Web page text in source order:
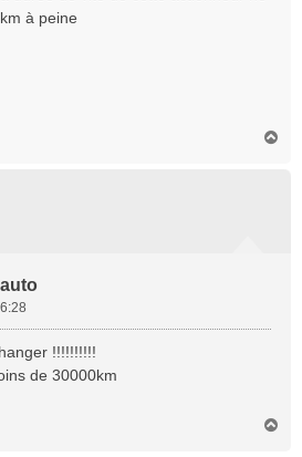
à peine
!!!!!!!!!!
de 30000km